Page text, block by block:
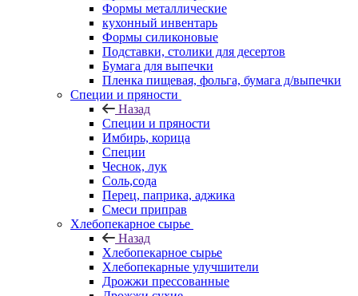
Формы металлические
кухонный инвентарь
Формы силиконовые
Подставки, столики для десертов
Бумага для выпечки
Пленка пищевая, фольга, бумага д/выпечки
Специи и пряности
Назад
Специи и пряности
Имбирь, корица
Специи
Чеснок, лук
Соль,сода
Перец, паприка, аджика
Смеси приправ
Хлебопекарное сырье
Назад
Хлебопекарное сырье
Хлебопекарные улучшители
Дрожжи прессованные